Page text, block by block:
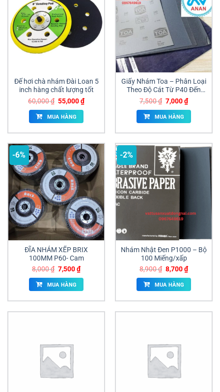
Đế hơi chà nhám Đài Loan 5
inch hàng chất lượng tốt
60,000₫ Giá
gốc
là:
60,000 ₫.
55,000₫Giá
hiện
MUA HÀNG
Giấy Nhám Toa – Phân Loại
Theo Độ Cát Từ P40 Đến
P8000
7,500₫ Giá
gốc
là:
7,500 ₫.
7,000₫Giá
hiện
tại
MUA HÀNG
-6%
ĐĨA NHÁM XẾP BRIX
100MM P60- Cam
8,000₫ Giá
gốc
là:
8,000 ₫.
7,500₫Giá
hiện
tại
MUA HÀNG
-2%
Nhám Nhật Đen P1000 – Bộ
100 Miếng/xấp
8,900₫ Giá
gốc
là:
8,900 ₫.
8,700₫Giá
hiện
tại
MUA HÀNG